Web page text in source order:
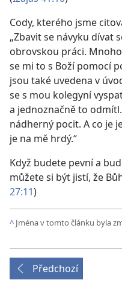
Cody, kterého jsme
„Zbavit se návyku dívat
obrovskou práci.
se mi to s Boží pomocí
jsou také uvedena v
se s mou kolegyní
a jednoznačně to
nádherný pocit. A co je
je na mě hrdý.“
Když budete pevní a
můžete si být jistí, že
27:11)
^ Jména v tomto článku byla
Předchozí